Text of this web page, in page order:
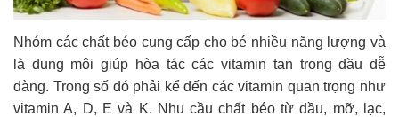
Nhóm các chất béo cung cấp cho bé nhiều năng lượng và
là dung môi giúp hòa tác các vitamin tan trong dầu dễ
dàng. Trong số đó phải kể đến các vitamin quan trọng như
vitamin A, D, E và K. Nhu cầu chất béo từ dầu, mỡ, lạc,